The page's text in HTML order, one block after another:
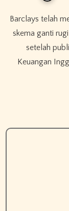
Barclays telah meningkatkan jumlah yang telah disisihkan untuk
skema ganti
setelah
Keuangan